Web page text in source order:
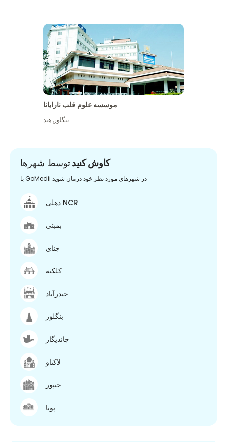
موسسه علوم قلب نارایانا
بنگلور,هند
کاوش کنیدتوسط شهرها
با GoMedii در شهرهای مورد نظر خود درمان شوید
دهلی NCR
بمبئی
چنای
کلکته
حیدرآباد
بنگلور
چاندیگار
لاکناو
جیپور
پونا